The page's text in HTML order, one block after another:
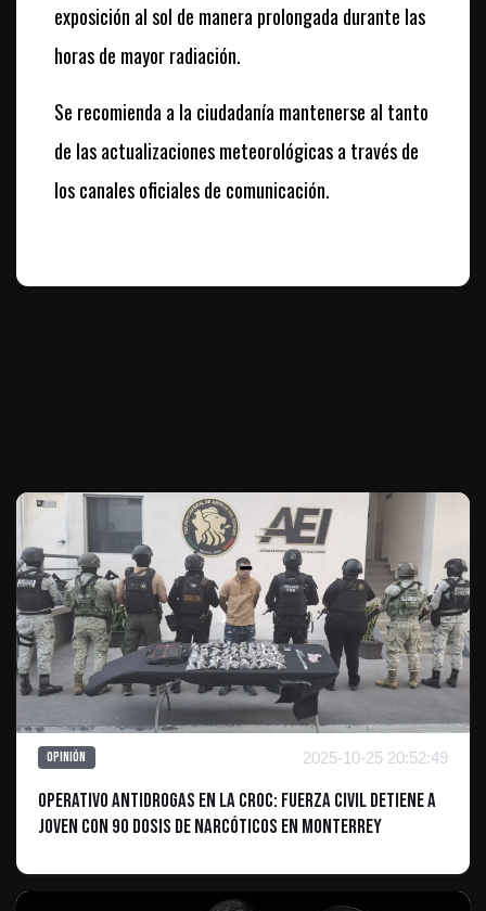
exposición al sol de manera prolongada durante las
horas de mayor radiación.
Se recomienda a la ciudadanía mantenerse al tanto
de las actualizaciones meteorológicas a través de
los canales oficiales de comunicación.
Opinión 2025-10-25 20:52:49
Operativo Antidrogas en la CROC: Fuerza Civil Detiene a
Joven con 90 Dosis de Narcóticos en Monterrey